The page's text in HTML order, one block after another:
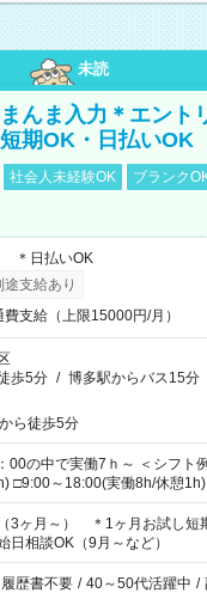
未読
んま入力＊エント
期OK・日払いOK
社会人未経験OK
ブランク
＊日払いOK
支給あり
費支給（上限15000円/月）
歩5分 / 博多駅からバス15分
ら徒歩5分
働7ｈ～ ＜シフト例＞ □9:00～17:00(実
□9:00～18:00(実働8h/休憩
□11:00～20:00(実働8h/休憩
～21:00(実働7h/休憩1h) ＊固定OK ＊
3ヶ月～） ＊1ヶ月お試し
相談OK（9月～など）
履歴書不要 / 40～50代活躍中 /